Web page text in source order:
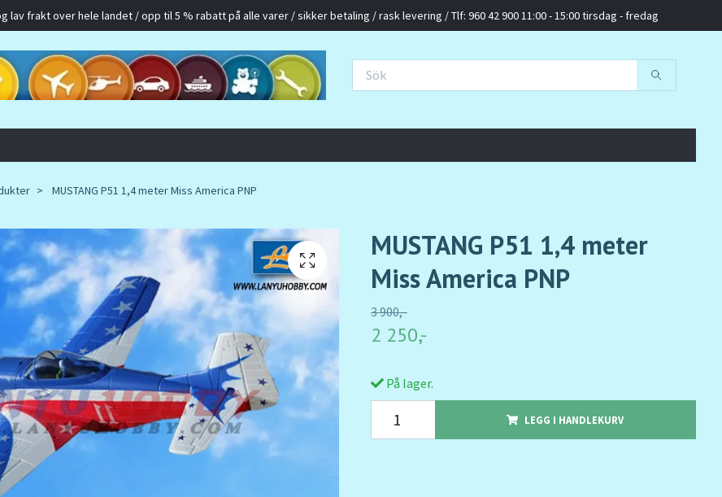
frakt over hele landet / opp til 5 % rabatt på alle varer / sikker betaling / rask levering / Tlf: 960 42 900 11:00 - 15:00 tirsdag - fredag
MUSTANG P51 1,4 meter Miss America PNP
MUSTANG P51 1,4 meter
Miss America PNP
3 900,-
2 250,-
På lager.
LEGG I HANDLEKURV